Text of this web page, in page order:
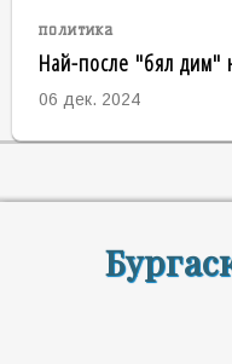
политика
Най-после "бял дим"
06 дек. 2024